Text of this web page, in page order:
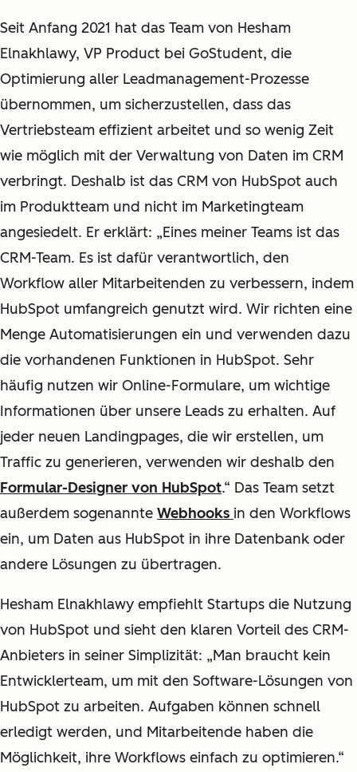
Seit Anfang 2021 hat das Team von Hesham
Elnakhlawy, VP Product bei GoStudent, die
Optimierung aller Leadmanagement-Prozesse
übernommen, um sicherzustellen, dass das
Vertriebsteam effizient arbeitet und so wenig Zeit
wie möglich mit der Verwaltung von Daten im CRM
verbringt. Deshalb ist das CRM von HubSpot auch
im Produktteam und nicht im Marketingteam
angesiedelt. Er erklärt: „Eines meiner Teams ist das
CRM-Team. Es ist dafür verantwortlich, den
Workflow aller Mitarbeitenden zu verbessern, indem
HubSpot umfangreich genutzt wird. Wir richten eine
Menge Automatisierungen ein und verwenden dazu
die vorhandenen Funktionen in HubSpot. Sehr
häufig nutzen wir Online-Formulare, um wichtige
Informationen über unsere Leads zu erhalten. Auf
jeder neuen Landingpages, die wir erstellen, um
Traffic zu generieren, verwenden wir deshalb den
Formular-Designer von HubSpot.“ Das Team setzt
außerdem sogenannte Webhooks in den Workflows
ein, um Daten aus HubSpot in ihre Datenbank oder
andere Lösungen zu übertragen.
Hesham Elnakhlawy empfiehlt Startups die Nutzung
von HubSpot und sieht den klaren Vorteil des CRM-
Anbieters in seiner Simplizität: „Man braucht kein
Entwicklerteam, um mit den Software-Lösungen von
HubSpot zu arbeiten. Aufgaben können schnell
erledigt werden, und Mitarbeitende haben die
Möglichkeit, ihre Workflows einfach zu optimieren.“